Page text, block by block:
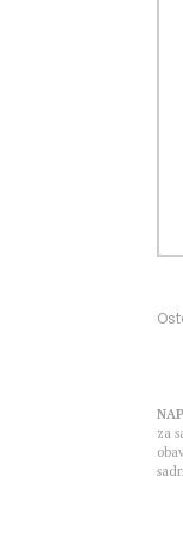
za